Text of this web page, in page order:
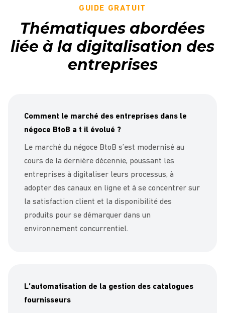
GUIDE GRATUIT
Thématiques abordées
liée à la digitalisation des
entreprises
Comment le marché des entreprises dans le
négoce BtoB a t il évolué ?
Le marché du négoce BtoB s’est modernisé au
cours de la dernière décennie, poussant les
entreprises à digitaliser leurs processus, à
adopter des canaux en ligne et à se concentrer sur
la satisfaction client et la disponibilité des
produits pour se démarquer dans un
environnement concurrentiel.
L’automatisation de la gestion des catalogues
fournisseurs